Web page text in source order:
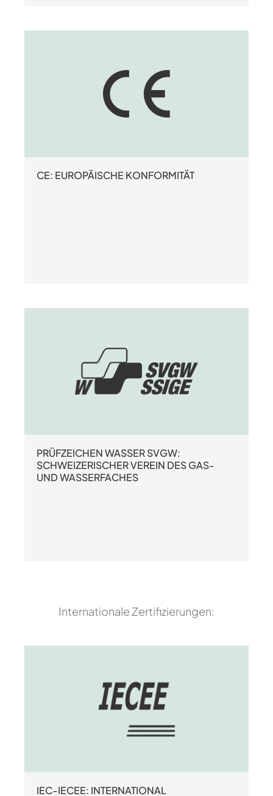
CE: EUROPÄISCHE KONFORMITÄT
PRÜFZEICHEN WASSER SVGW:
SCHWEIZERISCHER VEREIN DES GAS-
UND WASSERFACHES
Internationale Zertifizierungen:
IEC-IECEE: INTERNATIONAL